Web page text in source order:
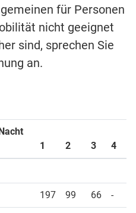
für Personen
nicht geeignet
sind, sprechen Sie
an.
1 2 3 4
197 99 66 -